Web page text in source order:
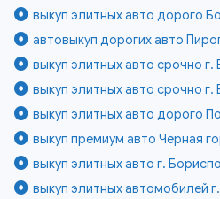
выкуп элитных авто дорого
автовыкуп дорогих авто
выкуп элитных авто срочно
выкуп элитных авто срочно г.
выкуп элитных авто дорого
выкуп премиум авто Чёрная
выкуп элитных авто г.
выкуп элитных автомобилей